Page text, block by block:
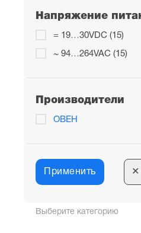
Выберите категорию
резервный
вентилятор с ПЧ (2)
(2)
03.00 - водяной
04.00 - водяной
фреоновое
вентилятор с ПЧ (2)
вентилятор с ПЧ (2)
Напряжение
= 19…30VDC (15)
~ 94…264VAC (15)
Производители
ОВЕН
Применить ✕